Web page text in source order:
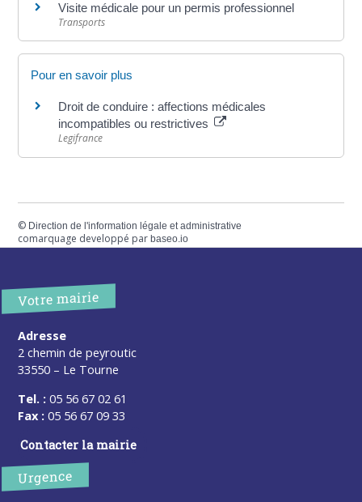
Visite médicale pour un permis professionnel
Transports
Pour en savoir plus
Droit de conduire : affections médicales
incompatibles ou restrictives
Legifrance
© Direction de l'information légale et administrative
comarquage developpé parbaseo.io
Votre mairie
Adresse
2 chemin de peyroutic
33550 – Le Tourne
Tel. : 05 56 67 02 61
Fax : 05 56 67 09 33
Contacter la mairie
Urgence